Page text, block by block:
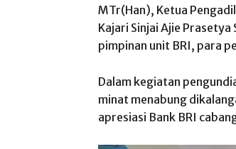
MTr(Han), Ketua
Kajari Sinjai Ajie
pimpinan unit BRI, para
Dalam kegiatan
minat menabung
apresiasi Bank BRI